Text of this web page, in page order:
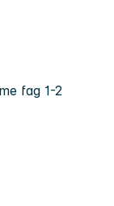
fag 1-2